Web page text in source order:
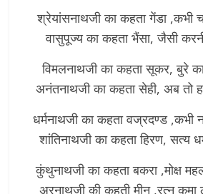
श्रेयांसनाथजी का कहता गेंडा ,कभी
वासुपूज्य का कहता भैंसा, जैसी
विमलनाथजी का कहता सूकर, बुरे
अनंतनाथजी का कहता सेही, अब तो
धर्मनाथजी का कहता वज्रदण्ड ,कभी
शांतिनाथजी का कहता हिरण, सत्य
कुंथुनाथजी का कहता बकरा ,मोक्ष
अरनाथजी की कहती मीन ,रत्न